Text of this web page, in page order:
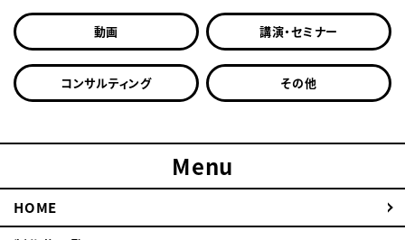
動画 講演・セミナー
コンサルティング その他
Menu
HOME